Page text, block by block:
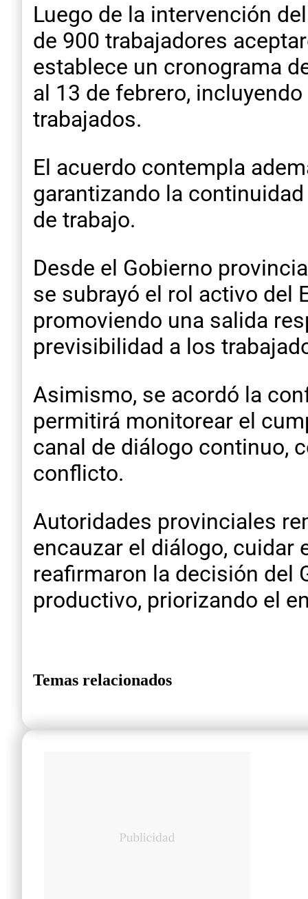
Luego de la intervención
de 900 trabajadores
establece un cronograma
al 13 de febrero,
trabajados.
El acuerdo contempla
garantizando la
de trabajo.
Desde el Gobierno
se subrayó el rol activo del
promoviendo una salida
previsibilidad a los
Asimismo, se acordó la
permitirá monitorear el
canal de diálogo continuo,
conflicto.
Autoridades provinciales
encauzar el diálogo, cuidar
reafirmaron la decisión del
productivo, priorizando el
Temas relacionados